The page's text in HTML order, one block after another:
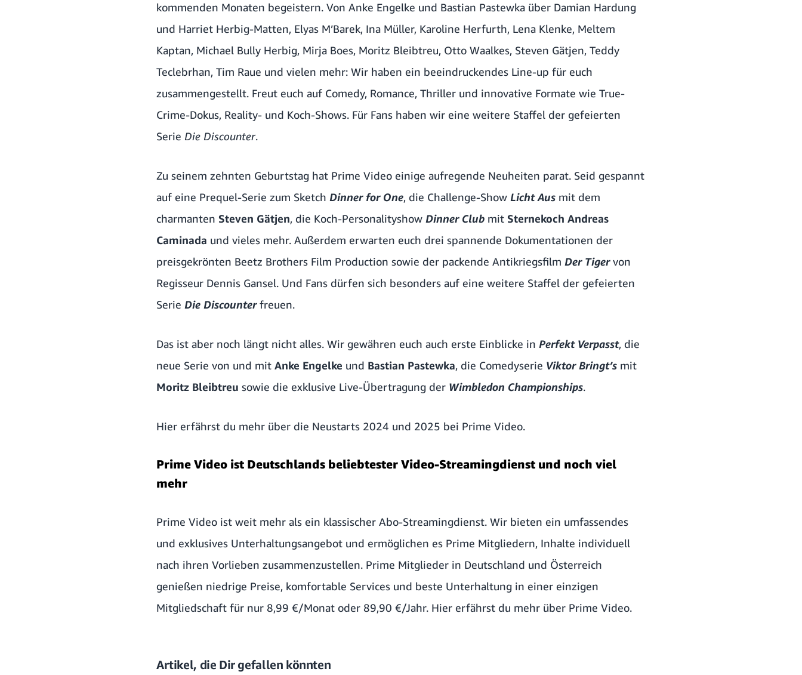
kommenden Monaten begeistern. Von Anke Engelke und Bastian Pastewka über Damian Hardung
und Harriet Herbig-Matten, Elyas M’Barek, Ina Müller, Karoline Herfurth, Lena Klenke, Meltem
Kaptan, Michael Bully Herbig, Mirja Boes, Moritz Bleibtreu, Otto Waalkes, Steven Gätjen, Teddy
Teclebrhan, Tim Raue und vielen mehr: Wir haben ein beeindruckendes Line-up für euch
zusammengestellt. Freut euch auf Comedy, Romance, Thriller und innovative Formate wie True-
Crime-Dokus, Reality- und Koch-Shows. Für Fans haben wir eine weitere Staffel der gefeierten
Serie Die Discounter.
Zu seinem zehnten Geburtstag hat Prime Video einige aufregende Neuheiten parat. Seid gespannt
auf eine Prequel-Serie zum Sketch Dinner for One, die Challenge-Show Licht Aus mit dem
charmanten Steven Gätjen, die Koch-Personalityshow Dinner Club mit Sternekoch Andreas
Caminada und vieles mehr. Außerdem erwarten euch drei spannende Dokumentationen der
preisgekrönten Beetz Brothers Film Production sowie der packende Antikriegsfilm Der Tigervon
Regisseur Dennis Gansel. Und Fans dürfen sich besonders auf eine weitere Staffel der gefeierten
Serie Die Discounterfreuen.
Das ist aber noch längt nicht alles. Wir gewähren euch auch erste Einblicke in Perfekt Verpasst, die
neue Serie von und mit Anke Engelke und Bastian Pastewka, die Comedyserie Viktor Bringt’s mit
Moritz Bleibtreu sowie die exklusive Live-Übertragung der Wimbledon Championships.
Hier erfährst du mehr über die Neustarts 2024 und 2025 bei Prime Video.
Prime Video ist Deutschlands beliebtester Video-Streamingdienst und noch viel
mehr
Prime Video ist weit mehr als ein klassischer Abo-Streamingdienst. Wir bieten ein umfassendes
und exklusives Unterhaltungsangebot und ermöglichen es Prime Mitgliedern, Inhalte individuell
nach ihren Vorlieben zusammenzustellen. Prime Mitglieder in Deutschland und Österreich
genießen niedrige Preise, komfortable Services und beste Unterhaltung in einer einzigen
Mitgliedschaft für nur 8,99 €/Monat oder 89,90 €/Jahr. Hier erfährst du mehr über Prime Video.
Artikel, die Dir gefallen könnten